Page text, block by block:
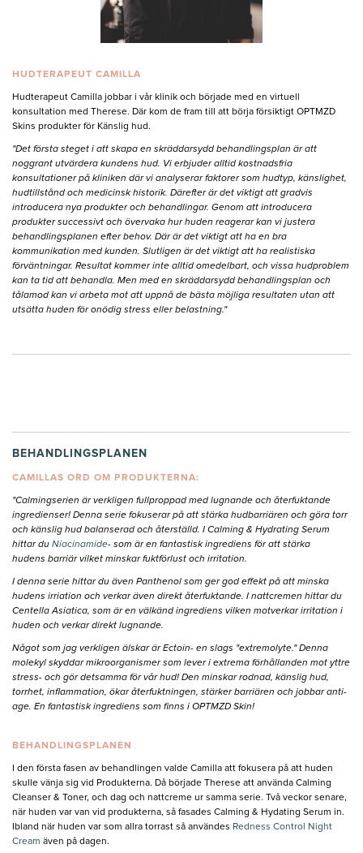
HUDTERAPEUT CAMILLA
Hudterapeut Camilla jobbar i vår klinik och började med en virtuell
konsultation med Therese. Där kom de fram till att börja försiktigt OPTMZD
Skins produkter för Känslig hud.
"Det första steget i att skapa en skräddarsydd behandlingsplan är att
noggrant utvärdera kundens hud. Vi erbjuder alltid kostnadsfria
konsultationer på kliniken där vi analyserar faktorer som hudtyp, känslighet,
hudtillstånd och medicinsk historik. Därefter är det viktigt att gradvis
introducera nya produkter och behandlingar. Genom att introducera
produkter successivt och övervaka hur huden reagerar kan vi justera
behandlingsplanen efter behov. Där är det viktigt att ha en bra
kommunikation med kunden. Slutligen är det viktigt att ha realistiska
förväntningar. Resultat kommer inte alltid omedelbart, och vissa hudproblem
kan ta tid att behandla. Men med en skräddarsydd behandlingsplan och
tålamod kan vi arbeta mot att uppnå de bästa möjliga resultaten utan att
utsätta huden för onödig stress eller belastning."
BEHANDLINGSPLANEN
CAMILLAS ORD OM PRODUKTERNA:
"Calmingserien är verkligen fullproppad med lugnande och återfuktande
ingredienser! Denna serie fokuserar på att stärka hudbarriären och göra torr
och känslig hud balanserad och återställd. I Calming & Hydrating Serum
hittar du Niacinamide- som är en fantastisk ingrediens för att stärka
hudens barriär vilket minskar fuktförlust och irritation.
I denna serie hittar du även Panthenol som ger god effekt på att minska
hudens irriation och verkar även direkt återfuktande. I nattcremen hittar du
Centella Asiatica, som är en välkänd ingrediens vilken motverkar irritation i
huden och verkar direkt lugnande.
Något som jag verkligen älskar är Ectoin- en slags "extremolyte." Denna
molekyl skyddar mikroorganismer som lever i extrema förhållanden mot yttre
stress- och gör detsamma för vår hud! Den minskar rodnad, känslig hud,
torrhet, inflammation, ökar återfuktningen, stärker barriären och jobbar anti-
age. En fantastisk ingrediens som finns i OPTMZD Skin!
BEHANDLINGSPLANEN
I den första fasen av behandlingen valde Camilla att fokusera på att huden
skulle vänja sig vid Produkterna. Då började Therese att använda Calming
Cleanser & Toner, och dag och nattcreme ur samma serie. Två veckor senare,
när huden var van vid produkterna, så fasades Calming & Hydating Serum in.
Ibland när huden var som allra torrast så användes Redness Control Night
Cream även på dagen.